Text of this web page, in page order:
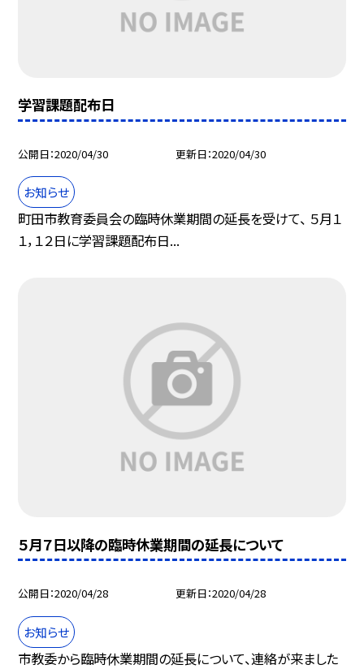
学習課題配布日
公開日 2020/04/30 更新日 2020/04/30
お知らせ
町田市教育委員会の臨時休業期間の延長を受けて、 ５月１
１，１２日に学習課題配布日...
５月７日以降の臨時休業期間の延長について
公開日 2020/04/28 更新日 2020/04/28
お知らせ
市教委から臨時休業期間の延長について、連絡が来ました